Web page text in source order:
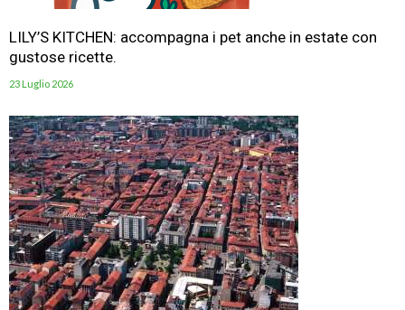
LILY’S KITCHEN: accompagna i pet anche in estate con
gustose ricette.
23 Luglio 2026